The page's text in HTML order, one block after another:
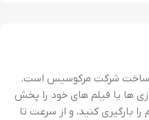
مودم روتر بی سیم مدل MW300D ساخت شرکت مرکوسیس است.
ها یا فیلم های خود را پخش
بارگیری کنید، و از سرعت تا